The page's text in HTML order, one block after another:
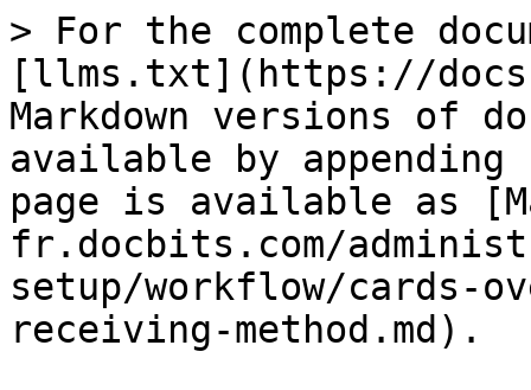
> For the complete
[llms.txt](https://
Markdown versions of
available by
page is available as
fr.docbits.com/
setup/workflow/cards-
receiving-method.md).